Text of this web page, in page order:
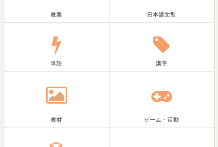
教案 日本語文型
単語 漢字
教材 ゲーム・活動